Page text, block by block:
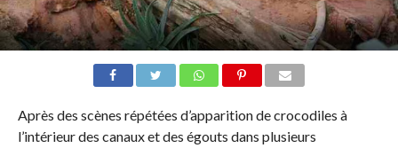
Après des scènes répétées d’apparition de crocodiles à
l’intérieur des canaux et des égouts dans plusieurs